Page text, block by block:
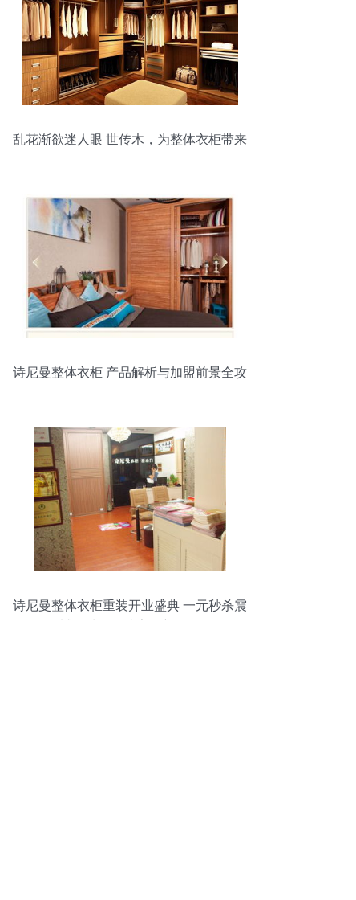
乱花渐欲迷人眼 世传木，为整体衣柜带来
诗尼曼整体衣柜 产品解析与加盟前景全攻
诗尼曼整体衣柜重装开业盛典 一元秒杀震